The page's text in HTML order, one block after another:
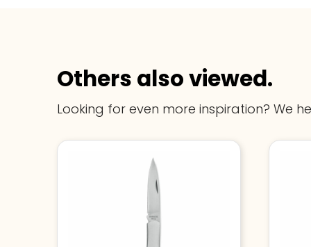
Others also viewed.
Looking for even more inspiration? We